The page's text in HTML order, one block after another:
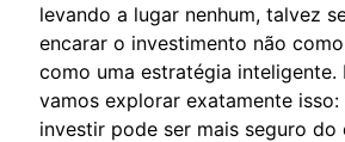
levando a lugar nenhum, talvez
encarar o investimento não
como uma estratégia inteligente.
vamos explorar exatamente
investir pode ser mais seguro do